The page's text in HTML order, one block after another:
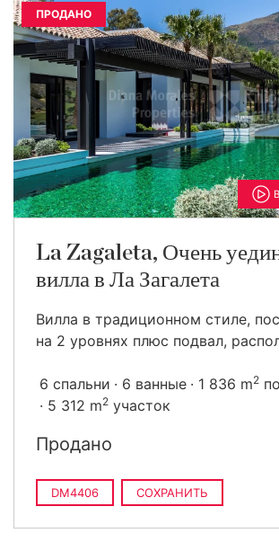
ПРОДАНО
La Zagaleta, Очень
вилла в Ла Загалета
Вилла в традиционном стиле,
на 2 уровнях плюс подвал,
6 спальни 6 ванные 1 836 m2
5 312 m2 участок
Продано
DM4406 СОХРАНИТЬ